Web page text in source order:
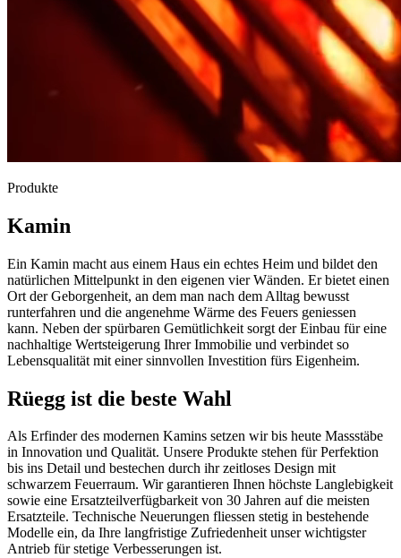
Produkte
Kamin
Ein Kamin macht aus einem Haus ein echtes Heim und bildet den
natürlichen Mittelpunkt in den eigenen vier Wänden. Er bietet einen
Ort der Geborgenheit, an dem man nach dem Alltag bewusst
runterfahren und die angenehme Wärme des Feuers geniessen
kann. Neben der spürbaren Gemütlichkeit sorgt der Einbau für eine
nachhaltige Wertsteigerung Ihrer Immobilie und verbindet so
Lebensqualität mit einer sinnvollen Investition fürs Eigenheim.
Rüegg ist die beste Wahl
Als Erfinder des modernen Kamins setzen wir bis heute Massstäbe
in Innovation und Qualität. Unsere Produkte stehen für Perfektion
bis ins Detail und bestechen durch ihr zeitloses Design mit
schwarzem Feuerraum. Wir garantieren Ihnen höchste Langlebigkeit
sowie eine Ersatzteilverfügbarkeit von 30 Jahren auf die meisten
Ersatzteile. Technische Neuerungen fliessen stetig in bestehende
Modelle ein, da Ihre langfristige Zufriedenheit unser wichtigster
Antrieb für stetige Verbesserungen ist.